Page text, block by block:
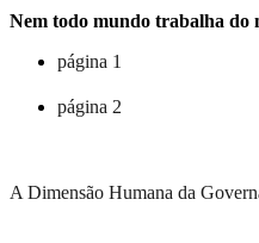
Nem todo mundo trabalha do
página 1
página 2
A Dimensão Humana da